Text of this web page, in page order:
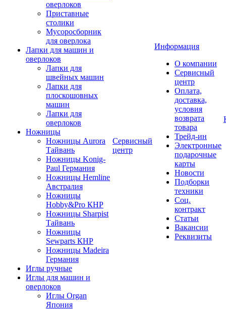
оверлоков
Приставные
столики
Мусоросборник
для оверлока
Лапки для машин и
оверлоков
Лапки для
швейных машин
Лапки для
плоскошовных
машин
Лапки для
оверлоков
Ножницы
Ножницы Aurora
Тайвань
Ножницы Konig-
Paul Германия
Ножницы Hemline
Австралия
Ножницы
Hobby&Pro КНР
Ножницы Sharpist
Тайвань
Ножницы
Sewparts КНР
Ножницы Madeira
Германия
Иглы ручные
Иглы для машин и
оверлоков
Иглы Organ
Япония
Сервисный
центр
Информация
О компании
Сервисный
центр
Оплата,
доставка,
условия
возврата
товара
Трейд-ин
Электронные
подарочные
карты
Новости
Подборки
техники
Соц.
контракт
Статьи
Вакансии
Реквизиты